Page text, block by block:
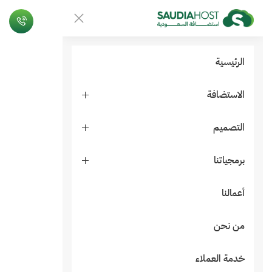
الرئيسية
الاستضافة
التصميم
برمجياتنا
أعمالنا
من نحن
خدمة العملاء